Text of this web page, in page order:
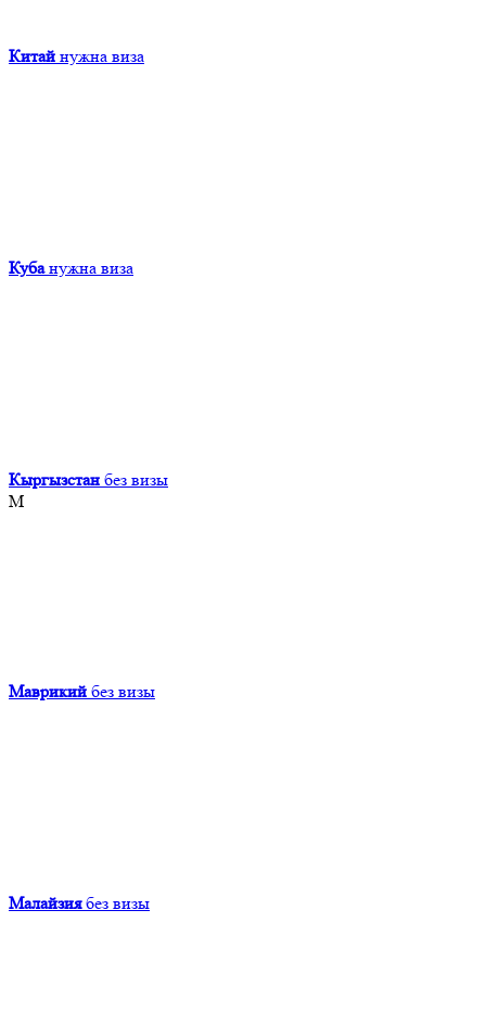
Китай нужна виза
Куба нужна виза
Кыргызcтан без визы
М
Маврикий без визы
Малайзия без визы